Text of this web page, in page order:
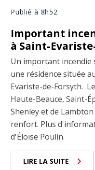
Publié à 8h52
Important
à Saint-
Un important incendie
une résidence située
Evariste-de-Forsyth.
Haute-Beauce, Saint-
Shenley et de
renfort. Plus
d'Éloïse Poulin.
LIRE LA SUITE